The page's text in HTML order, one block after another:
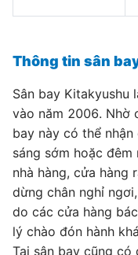
Thông tin sân
Sân bay Kitakyushu
vào năm 2006. Nhờ
bay này có thể
sáng sớm hoặc
nhà hàng, cửa hàng
dừng chân nghỉ
do các cửa hàng
lý chào đón hành
Tại sân bay cũng